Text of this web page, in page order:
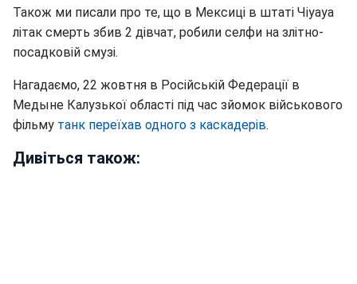
Також ми писали про те, що в Мексиці в штаті Чіуауа
літак смерть збив 2 дівчат, робили селфи на злітно-
посадковій смузі.
Нагадаємо, 22 жовтня в Російській Федерації в
Медыне Калузької області під час зйомок військового
фільму танк переїхав одного з каскадерів.
Дивіться також: